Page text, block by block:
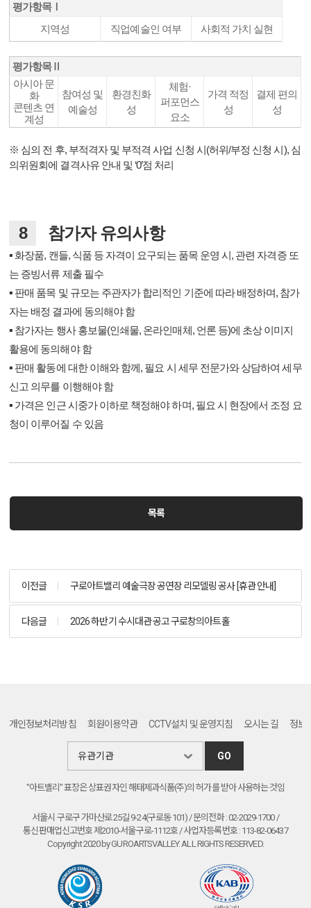
평가항목Ⅰ
지역성
직업예술인 여부 사회적 가치 실현
평가항목Ⅱ
아시아 문
화
콘텐츠 연
계성
참여성 및
예술성
환경친화
성
체험·
퍼포먼스
요소
가격 적정
성
결제 편의
성
※ 심의 전 후, 부적격자 및 부적격 사업 신청 시(허위/부정 신청 시), 심
의위원회에 결격사유 안내 및 ‘0’점 처리
8 참가자 유의사항
▪ 화장품, 캔들, 식품 등 자격이 요구되는 품목 운영 시, 관련 자격증 또
는 증빙서류 제출 필수
▪ 판매 품목 및 규모는 주관자가 합리적인 기준에 따라 배정하며, 참가
자는 배정 결과에 동의해야 함
▪ 참가자는 행사 홍보물(인쇄물, 온라인매체, 언론 등)에 초상 이미지
활용에 동의해야 함
▪ 판매 활동에 대한 이해와 함께, 필요 시 세무 전문가와 상담하여 세무
신고 의무를 이행해야 함
▪ 가격은 인근 시중가 이하로 책정해야 하며, 필요 시 현장에서 조정 요
청이 이루어질 수 있음
목록
이전글 구로아트밸리 예술극장 공연장 리모델링 공사 [휴관 안내]
다음글 2026 하반기 수시대관 공고 구로창의아트홀
개인정보처리방침 회원이용약관 CCTV설치 및 운영지침 오시는 길 정보
GO
"아트밸리" 표장은 상표권자인 해태제과식품(주)의 허가를 받아 사용하는 것임
서울시 구로구 가마산로 25길 9-24(구로동 101) / 문의전화 : 02-2029-1700 /
통신판매업신고번호 제2010-서울구로-1112호 / 사업자등록번호 : 113-82-06437
Copyright 2020 by GUROARTSVALLEY. ALL RIGHTS RESERVED.